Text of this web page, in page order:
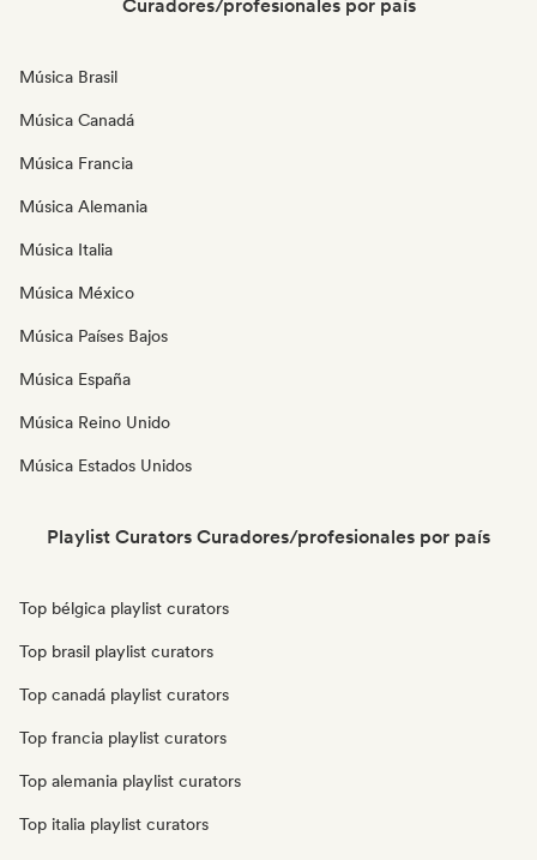
Curadores/profesionales por país
Música Brasil
Música Canadá
Música Francia
Música Alemania
Música Italia
Música México
Música Países Bajos
Música España
Música Reino Unido
Música Estados Unidos
Playlist Curators Curadores/profesionales por país
Top bélgica playlist curators
Top brasil playlist curators
Top canadá playlist curators
Top francia playlist curators
Top alemania playlist curators
Top italia playlist curators